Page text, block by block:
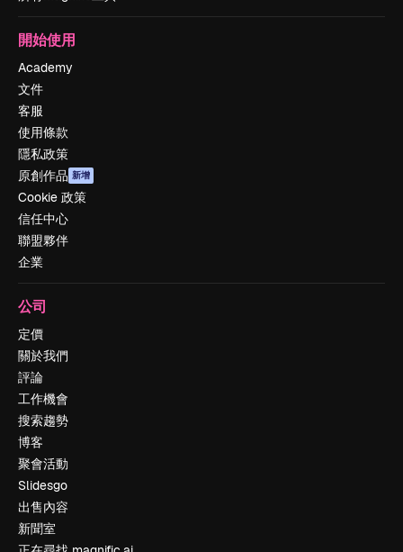
開始使用
Academy
文件
客服
使用條款
隱私政策
原創作品 新增
Cookie 政策
信任中心
聯盟夥伴
企業
公司
定價
關於我們
評論
工作機會
搜索趨勢
博客
聚會活動
Slidesgo
出售內容
新聞室